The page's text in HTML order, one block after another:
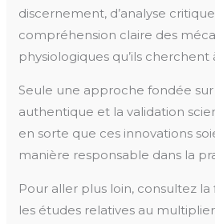
discernement, d’analyse
compréhension claire des
physiologiques qu’ils cherchent
Seule une approche fondée
authentique et la validation
en sorte que ces innovations
manière responsable dans la
Pour aller plus loin, consultez
les études relatives au